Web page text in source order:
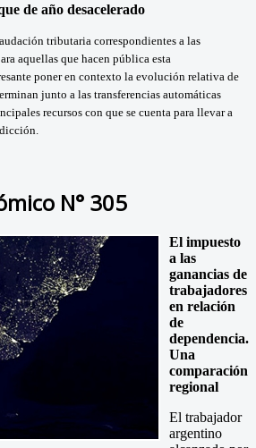
de año desacelerado
tributaria correspondientes a las
aquellas que hacen pública esta
poner en contexto la evolución relativa de
junto a las transferencias automáticas
recursos con que se cuenta para llevar a
N° 305
El impuesto
a las
ganancias de
trabajadores
en relación
de
dependencia.
Una
comparación
regional
El trabajador
argentino